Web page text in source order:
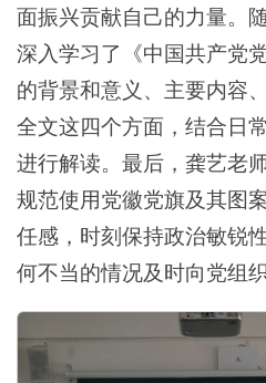
面振兴贡献自己的力量。
深入学习了《中国共产党
的背景和意义、主要内容
全文这四个方面，结合日
进行解读。最后，龚艺老
规范使用党徽党旗及其图
任感，时刻保持政治敏锐
何不当的情况及时向党组织